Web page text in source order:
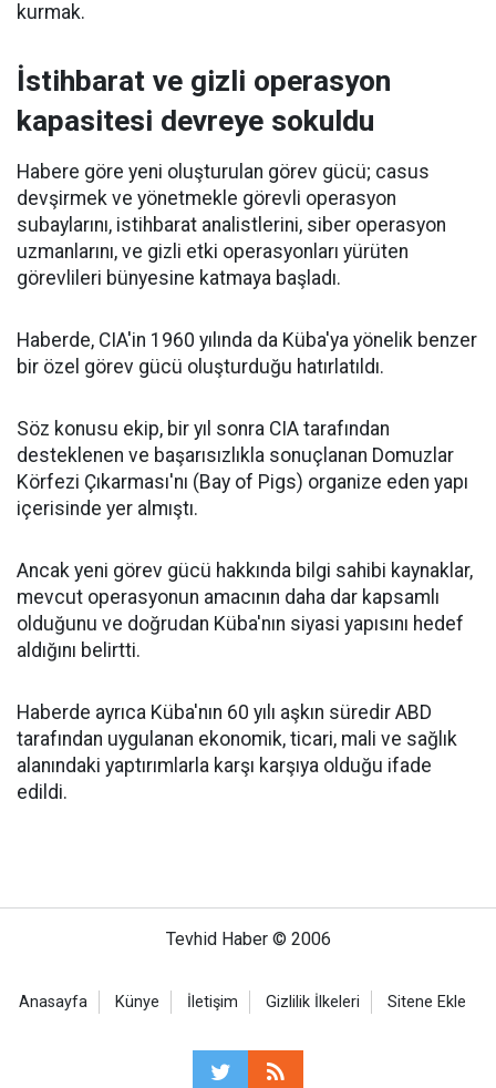
kurmak.
İstihbarat ve gizli operasyon
kapasitesi devreye sokuldu
Habere göre yeni oluşturulan görev gücü; casus
devşirmek ve yönetmekle görevli operasyon
subaylarını, istihbarat analistlerini, siber operasyon
uzmanlarını, ve gizli etki operasyonları yürüten
görevlileri bünyesine katmaya başladı.
Haberde, CIA'in 1960 yılında da Küba'ya yönelik benzer
bir özel görev gücü oluşturduğu hatırlatıldı.
Söz konusu ekip, bir yıl sonra CIA tarafından
desteklenen ve başarısızlıkla sonuçlanan Domuzlar
Körfezi Çıkarması'nı (Bay of Pigs) organize eden yapı
içerisinde yer almıştı.
Ancak yeni görev gücü hakkında bilgi sahibi kaynaklar,
mevcut operasyonun amacının daha dar kapsamlı
olduğunu ve doğrudan Küba'nın siyasi yapısını hedef
aldığını belirtti.
Haberde ayrıca Küba'nın 60 yılı aşkın süredir ABD
tarafından uygulanan ekonomik, ticari, mali ve sağlık
alanındaki yaptırımlarla karşı karşıya olduğu ifade
edildi.
Tevhid Haber © 2006
Anasayfa Künye İletişim Gizlilik İlkeleri Sitene Ekle